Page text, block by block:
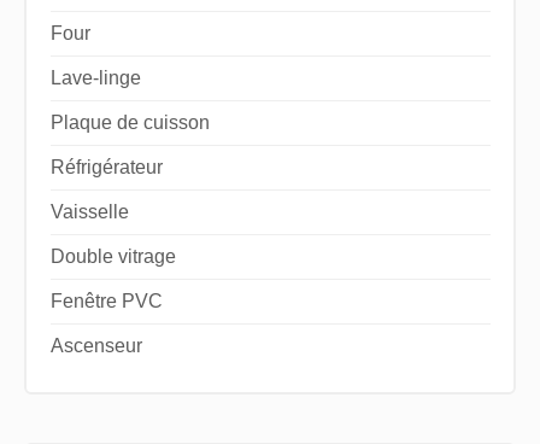
Four
Lave-linge
Plaque de cuisson
Réfrigérateur
Vaisselle
Double vitrage
Fenêtre PVC
Ascenseur